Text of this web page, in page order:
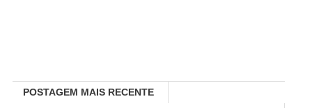
POSTAGEM MAIS RECENTE